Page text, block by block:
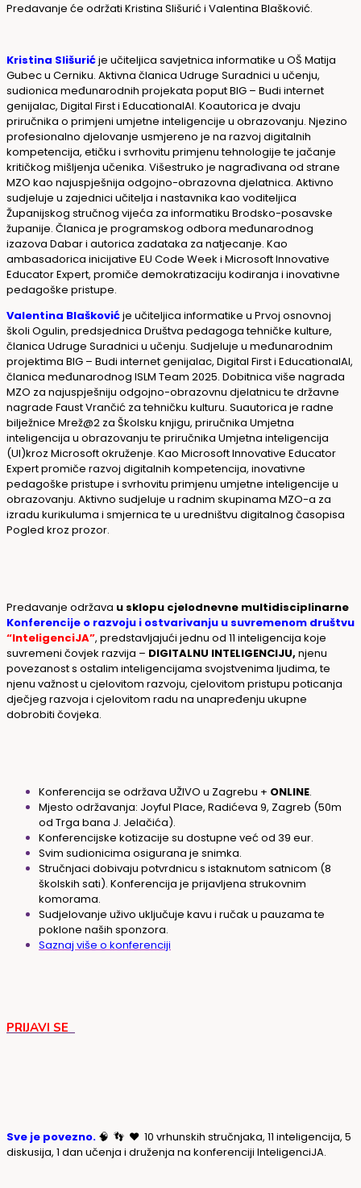
Predavanje će održati Kristina Slišurić i Valentina Blašković.
Kristina Slišurićje učiteljica savjetnica informatike u OŠ Matija
Gubec u Cerniku. Aktivna članica Udruge Suradnici u učenju,
sudionica međunarodnih projekata poputBIG – Budi internet
genijalac, Digital Firsti EducationalAI. Koautorica je dvaju
priručnika o primjeni umjetne inteligencije u obrazovanju. Njezino
profesionalno djelovanje usmjereno je na razvoj digitalnih
kompetencija, etičku i svrhovitu primjenu tehnologije te jačanje
kritičkog mišljenja učenika. Višestruko je nagrađivana od strane
MZO kao najuspješnija odgojno-obrazovna djelatnica. Aktivno
sudjeluje u zajednici učitelja i nastavnika kao voditeljica
Županijskog stručnog vijeća za informatiku Brodsko-posavske
županije. Članica je programskog odbora međunarodnog
izazova Dabari autorica zadataka za natjecanje. Kao
ambasadorica inicijative EU Code Week i Microsoft Innovative
Educator Expert, promiče demokratizaciju kodiranja i inovativne
pedagoške pristupe.
Valentina Blaškovićje učiteljica informatike u Prvoj osnovnoj
školi Ogulin, predsjednica Društva pedagoga tehničke kulture,
članica Udruge Suradnici u učenju. Sudjeluje u međunarodnim
projektima BIG – Budi internet genijalac, Digital Firsti EducationalAI,
članica međunarodnog ISLM Team 2025. Dobitnica više nagrada
MZO za najuspješniju odgojno-obrazovnu djelatnicu te državne
nagrade Faust Vrančić za tehničku kulturu. Suautorica je radne
bilježnice Mrež@2 za Školsku knjigu, priručnika Umjetna
inteligencija u obrazovanju te priručnika Umjetna inteligencija
(UI)kroz Microsoft okruženje. Kao Microsoft Innovative Educator
Expert promiče razvoj digitalnih kompetencija, inovativne
pedagoške pristupe i svrhovitu primjenu umjetne inteligencije u
obrazovanju. Aktivno sudjeluje u radnim skupinama MZO-a za
izradu kurikuluma i smjernica te u uredništvu digitalnog časopisa
Pogled kroz prozor.
Predavanje održava u sklopu cjelodnevne multidisciplinarne
Konferencije o razvoju i ostvarivanju u suvremenom društvu
“InteligenciJA”, predstavljajući jednu od 11 inteligencija koje
suvremeni čovjek razvija – DIGITALNU INTELIGENCIJU, njenu
povezanost s ostalim inteligencijama svojstvenima ljudima, te
njenu važnost u cjelovitom razvoju, cjelovitom pristupu poticanja
dječjeg razvoja i cjelovitom radu na unapređenju ukupne
dobrobiti čovjeka.
Konferencija se održava UŽIVO u Zagrebu + ONLINE.
Mjesto održavanja: Joyful Place, Radićeva 9, Zagreb (50m
od Trga bana J. Jelačića).
Konferencijske kotizacije su dostupne već od 39 eur.
Svim sudionicima osigurana je snimka.
Stručnjaci dobivaju potvrdnicu s istaknutom satnicom (8
školskih sati). Konferencija je prijavljena strukovnim
komorama.
Sudjelovanje uživo uključuje kavu i ručak u pauzama te
poklone naših sponzora.
Saznaj više o konferenciji
PRIJAVI SE
Sve je povezno. 🧠 👣 ❤️ 10 vrhunskih stručnjaka, 11 inteligencija, 5
diskusija, 1 dan učenja i druženja na konferenciji InteligenciJA.